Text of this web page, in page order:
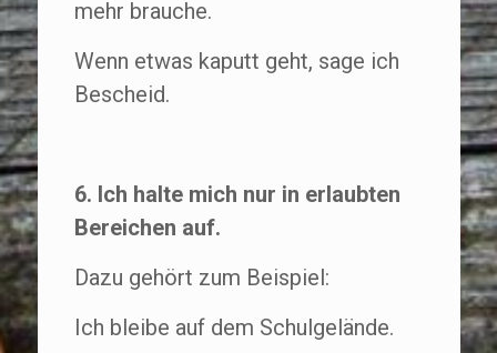
mehr brauche.
Wenn etwas kaputt geht, sage ich
Bescheid.
6. Ich halte mich nur in erlaubten
Bereichen auf.
Dazu gehört zum Beispiel:
Ich bleibe auf dem Schulgelände.